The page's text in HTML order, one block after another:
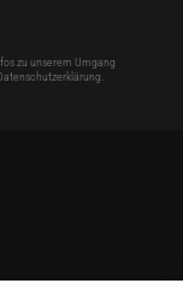
zu unserem Umgang
.